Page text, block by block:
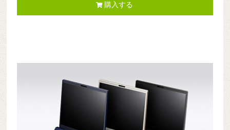
購入する